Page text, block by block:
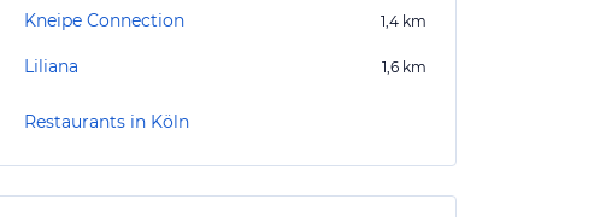
Kneipe Connection 1,4 km
Liliana 1,6 km
Restaurants in Köln